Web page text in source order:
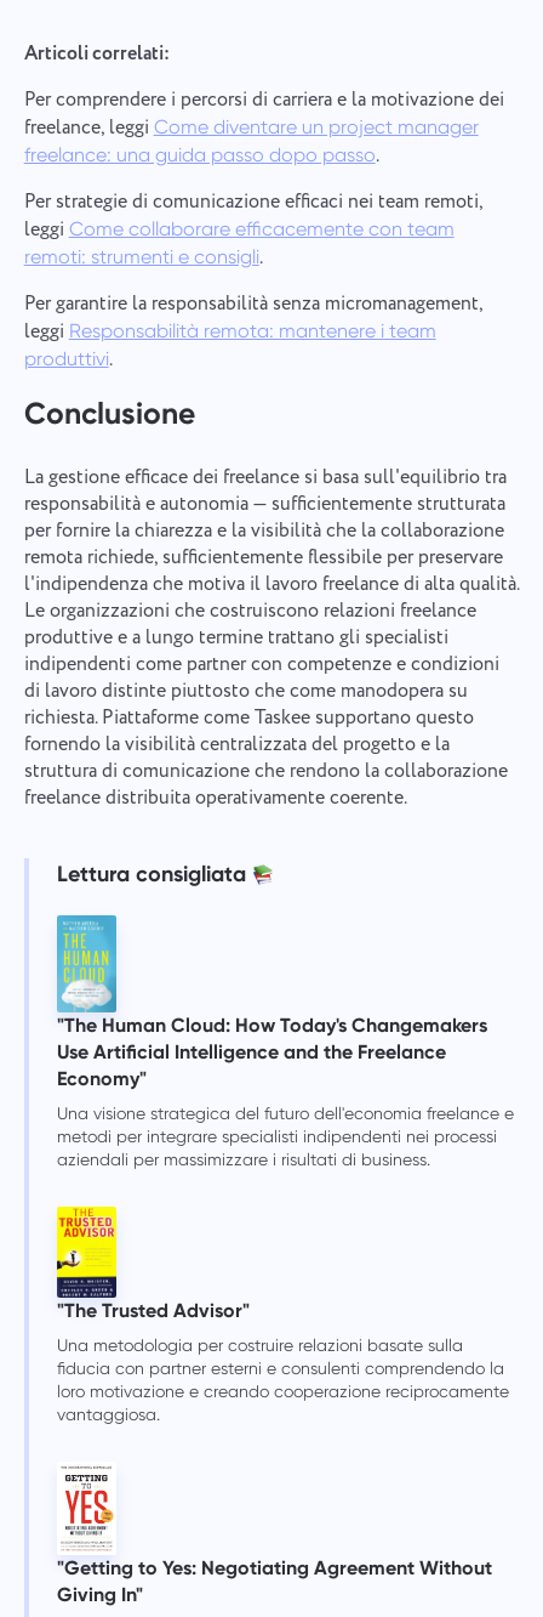
Articoli correlati:
Per comprendere i percorsi di carriera e la motivazione dei
freelance, leggiCome diventare un project manager
freelance: una guida passo dopo passo.
Per strategie di comunicazione efficaci nei team remoti,
leggiCome collaborare efficacemente con team
remoti: strumenti e consigli.
Per garantire la responsabilità senza micromanagement,
leggiResponsabilità remota: mantenere i team
produttivi.
Conclusione
La gestione efficace dei freelance si basa sull'equilibrio tra
responsabilità e autonomia — sufficientemente strutturata
per fornire la chiarezza e la visibilità che la collaborazione
remota richiede, sufficientemente flessibile per preservare
l'indipendenza che motiva il lavoro freelance di alta qualità.
Le organizzazioni che costruiscono relazioni freelance
produttive e a lungo termine trattano gli specialisti
indipendenti come partner con competenze e condizioni
di lavoro distinte piuttosto che come manodopera su
richiesta. Piattaforme come Taskee supportano questo
fornendo la visibilità centralizzata del progetto e la
struttura di comunicazione che rendono la collaborazione
freelance distribuita operativamente coerente.
Lettura consigliata
"The Human Cloud: How Today's Changemakers
Use Artificial Intelligence and the Freelance
Economy"
Una visione strategica del futuro dell'economia freelance e
metodi per integrare specialisti indipendenti nei processi
aziendali per massimizzare i risultati di business.
"The Trusted Advisor"
Una metodologia per costruire relazioni basate sulla
fiducia con partner esterni e consulenti comprendendo la
loro motivazione e creando cooperazione reciprocamente
vantaggiosa.
"Getting to Yes: Negotiating Agreement Without
Giving In"